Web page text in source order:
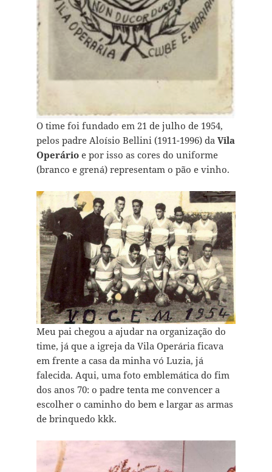
O time foi fundado em 21 de julho de 1954,
pelos padre Aloísio Bellini (1911-1996) da Vila
Operárioe por isso as cores do uniforme
(branco e grená) representam o pão e vinho.
Meu pai chegou a ajudar na organização do
time, já que a igreja da Vila Operária ficava
em frente a casa da minha vó Luzia, já
falecida. Aqui, uma foto emblemática do fim
dos anos 70: o padre tenta me convencer a
escolher o caminho do bem e largar as armas
de brinquedo kkk.